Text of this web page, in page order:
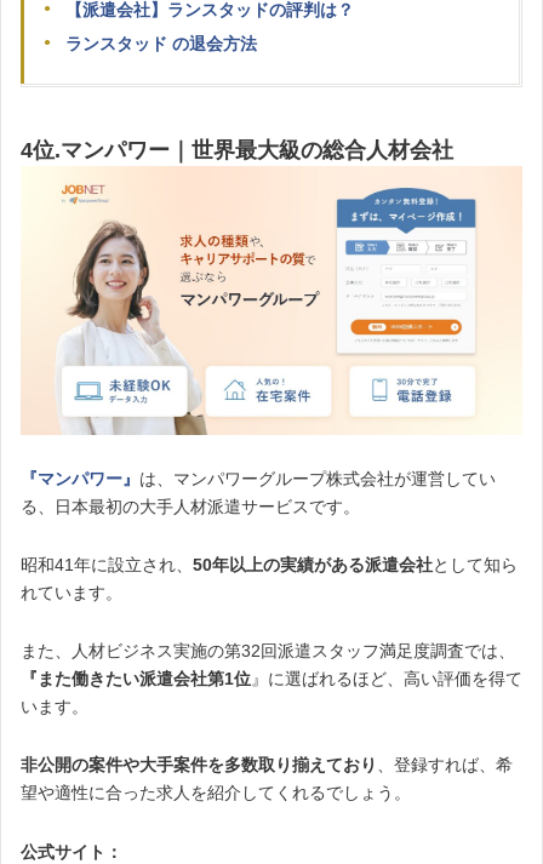
【派遣会社】ランスタッドの評判は？
ランスタッド の退会方法
4位.マンパワー｜世界最大級の総合人材会社
『マンパワー』 は、マンパワーグループ株式会社が運営してい
る、日本最初の大手人材派遣サービスです。
昭和41年に設立され、 50年以上の実績がある派遣会社として知ら
れています。
また、人材ビジネス実施の第32回派遣スタッフ満足度調査では、
『また働きたい派遣会社第1位』に選ばれるほど、高い評価を得て
います。
非公開の案件や大手案件を多数取り揃えており 、登録すれば、希
望や適性に合った求人を紹介してくれるでしょう。
公式サイト：